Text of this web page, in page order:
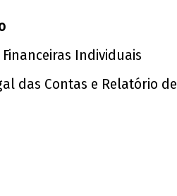
Individuais
das Contas e Relatório de